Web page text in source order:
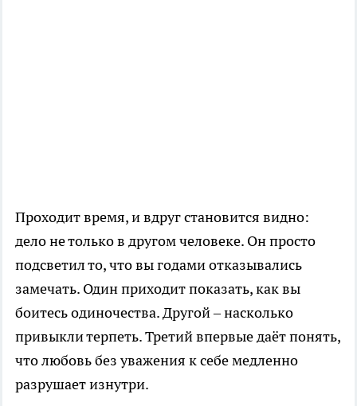
Проходит время, и вдруг становится видно:
дело не только в другом человеке. Он просто
подсветил то, что вы годами отказывались
замечать. Один приходит показать, как вы
боитесь одиночества. Другой – насколько
привыкли терпеть. Третий впервые даёт понять,
что любовь без уважения к себе медленно
разрушает изнутри.